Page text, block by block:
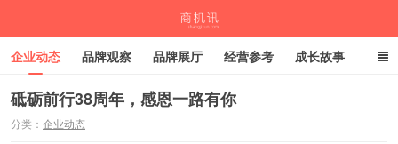
企业动态 品牌观察 品牌展厅 经营参考 成长故事
深度观察 伙伴计划
砥砺前行38周年，感恩一路有你
分类： 企业动态